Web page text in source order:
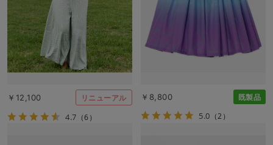
￥12,100 リニューアル
4.7 （6）
￥8,800 既製品
5.0 （2）